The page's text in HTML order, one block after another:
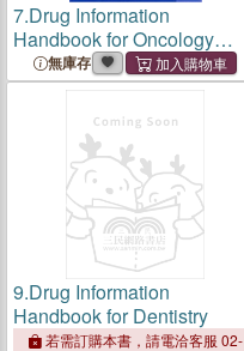
7.Drug Information
Handbook for Oncology
2016無庫存
9.Drug Information
Handbook for Dentistry
若需訂購本書，請電洽客服 02-